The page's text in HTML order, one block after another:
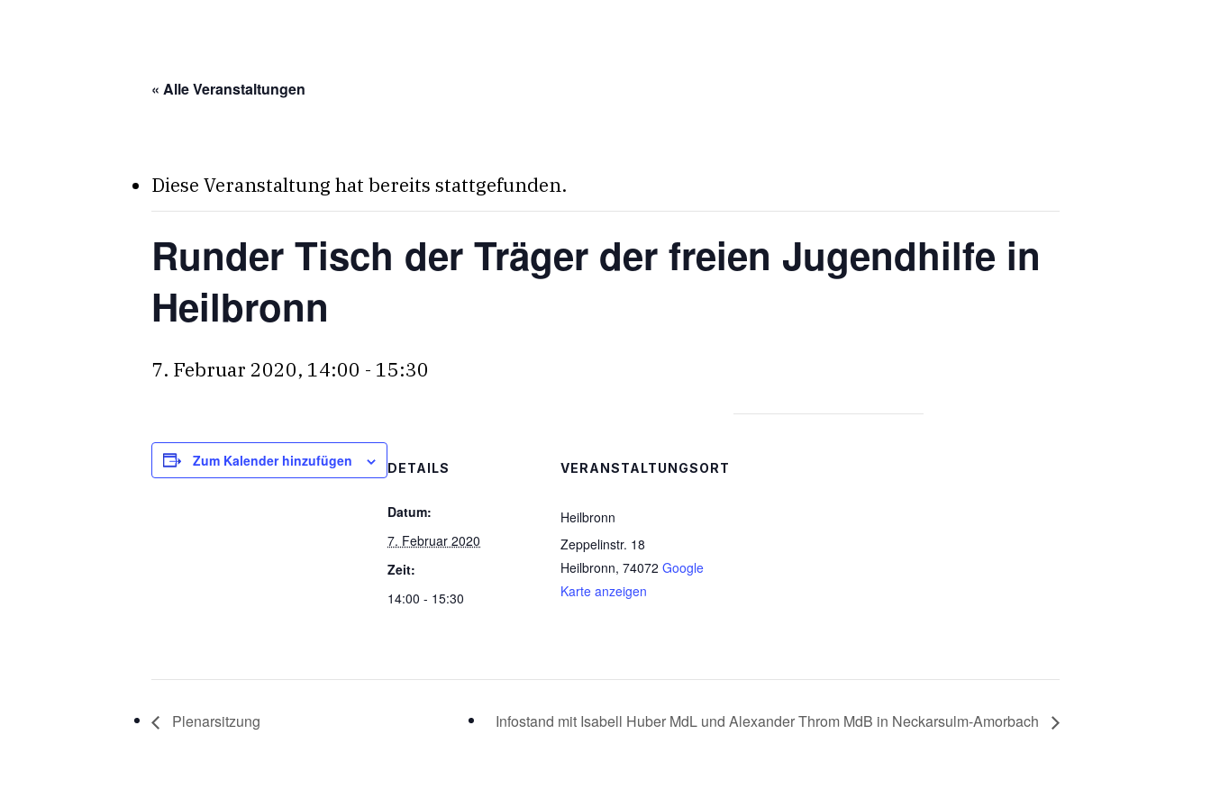
« Alle Veranstaltungen
Diese Veranstaltung hat bereits stattgefunden.
Runder Tisch der Träger der freien Jugendhilfe in
Heilbronn
7. Februar 2020, 14:00 - 15:30
Zum Kalender hinzufügen DETAILS
Datum:
7. Februar 2020
Zeit:
14:00 - 15:30
VERANSTALTUNGSORT
Heilbronn
Zeppelinstr. 18
Heilbronn, 74072 Google
Karte anzeigen
Plenarsitzung Infostand mit Isabell Huber MdL und Alexander Throm MdB in Neckarsulm-Amorbach